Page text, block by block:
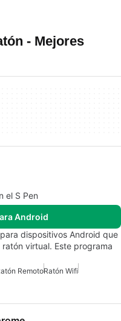
- Mejores
el S Pen
Android
dispositivos Android que
virtual. Este programa
RemotoRatón Wifi